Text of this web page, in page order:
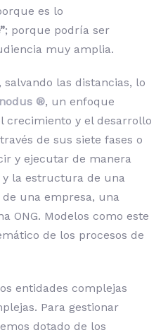
es lo
; porque podría ser
muy amplia.
las distancias, lo
®, un enfoque
crecimiento y el desarrollo
de sus siete fases o
y ejecutar de manera
la estructura de una
una empresa, una
ONG. Modelos como este
de los procesos de
entidades complejas
Para gestionar
dotado de los